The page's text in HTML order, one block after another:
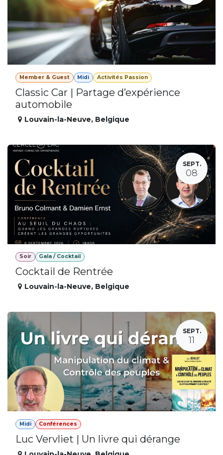
Member & Guest Midi Activités Passion
Classic Car | Partage d’expérience
automobile
Louvain-la-Neuve, Belgique
SEPT.
08
Soir Gala / Cocktail
Cocktail de Rentrée
Louvain-la-Neuve, Belgique
SEPT.
11
Midi Conférences
Luc Vervliet | Un livre qui dérange